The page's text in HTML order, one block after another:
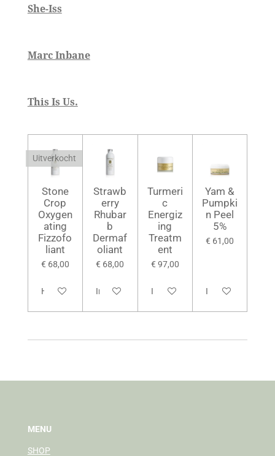
She-Iss
Marc Inbane
This Is Us.
Uitverkocht
Stone
Crop
Oxygen
ating
Fizzofo
liant
€ 68,00
Houd mij op de hoogte
Strawb
erry
Rhubar
b
Dermaf
oliant
€ 68,00
In winkelwagen
Turmeri
c
Energiz
ing
Treatm
ent
€ 97,00
In winkelwagen
Yam &
Pumpki
n Peel
5%
€ 61,00
In winkelwagen
MENU
SHOP